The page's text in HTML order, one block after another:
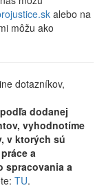
alebo na
môžu ako
dotazníkov,
dodanej
vyhodnotíme
v ktorých sú
a
spracovania a
TU.